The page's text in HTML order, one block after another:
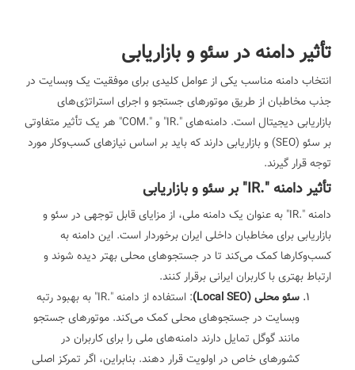
تأثیر دامنه در سئو و بازاریابی
انتخاب دامنه مناسب یکی از عوامل کلیدی برای موفقیت یک وبسایت در
جذب مخاطبان از طریق موتورهای جستجو و اجرای استراتژی‌های
بازاریابی دیجیتال است. دامنه‌های ".IR" و ".COM" هر یک تأثیر متفاوتی
بر سئو (SEO) و بازاریابی دارند که باید بر اساس نیازهای کسب‌وکار مورد
توجه قرار گیرند.
تأثیر دامنه ".IR" بر سئو و بازاریابی
دامنه ".IR" به عنوان یک دامنه ملی، از مزایای قابل توجهی در سئو و
بازاریابی برای مخاطبان داخلی ایران برخوردار است. این دامنه به
کسب‌وکارها کمک می‌کند تا در جستجوهای محلی بهتر دیده شوند و
ارتباط بهتری با کاربران ایرانی برقرار کنند.
سئو محلی (Local SEO)
: استفاده از دامنه ".IR" به بهبود رتبه
وبسایت در جستجوهای محلی کمک می‌کند. موتورهای جستجو
مانند گوگل تمایل دارند دامنه‌های ملی را برای کاربران در
کشورهای خاص در اولویت قرار دهند. بنابراین، اگر تمرکز اصلی